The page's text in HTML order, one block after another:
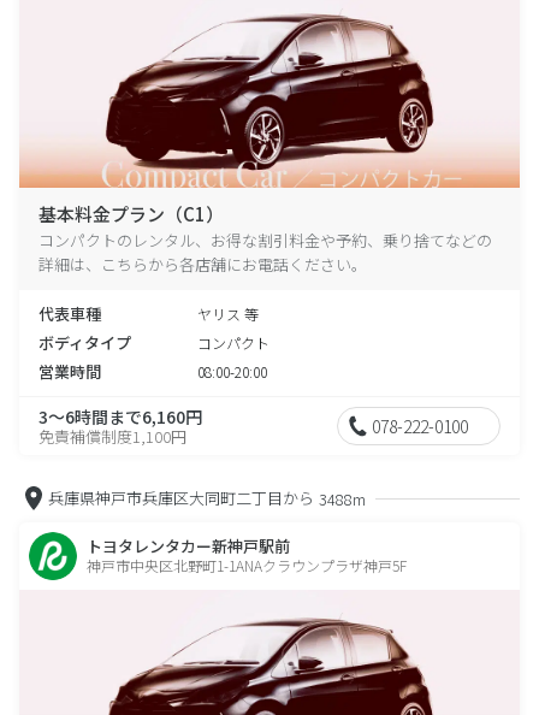
基本料金プラン（C1）
コンパクトのレンタル、お得な割引料金や予約、乗り捨てなどの
詳細は、こちらから各店舗にお電話ください。
代表車種 ヤリス 等
ボディタイプ コンパクト
営業時間 08:00-20:00
3～6時間まで6,160円
免責補償制度1,100円 078-222-0100
兵庫県神戸市兵庫区大同町二丁目から 3488m
トヨタレンタカー新神戸駅前
神戸市中央区北野町1-1ANAクラウンプラザ神戸5F